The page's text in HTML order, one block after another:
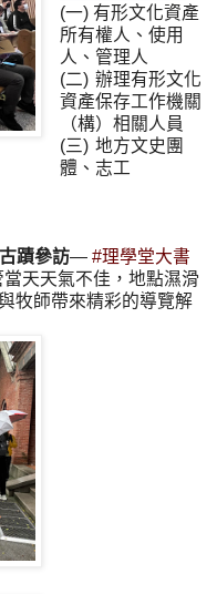
(一) 有形文化資產
所有權人、使用
人、管理人
(二) 辦理有形文化
資產保存工作機關
（構）相關人員
(三) 地方文史團
體、志工
蹟參訪— #理學堂大書
天天氣不佳，地點濕滑
牧師帶來精彩的導覽解